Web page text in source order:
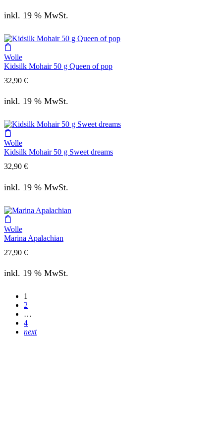
inkl. 19 % MwSt.
Wolle
Kidsilk Mohair 50 g Queen of pop
32,90 €
inkl. 19 % MwSt.
Wolle
Kidsilk Mohair 50 g Sweet dreams
32,90 €
inkl. 19 % MwSt.
Wolle
Marina Apalachian
27,90 €
inkl. 19 % MwSt.
1
2
…
4
next